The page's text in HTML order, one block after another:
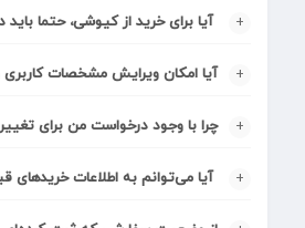
آیا برای خرید از کیوشی، حتما
آیا امکان ویرایش مشخصات کاربری
چرا با وجود درخواست من برای
آیا می‌‏توانم به اطلاعات